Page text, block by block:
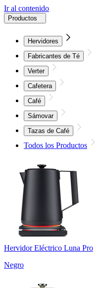
Ir al contenido
Productos
Hervidores
Fabricantes de Té
Verter
Cafetera
Café
Sámovar
Tazas de Café
Todos los Productos
Hervidor Eléctrico Luna Pro
Negro